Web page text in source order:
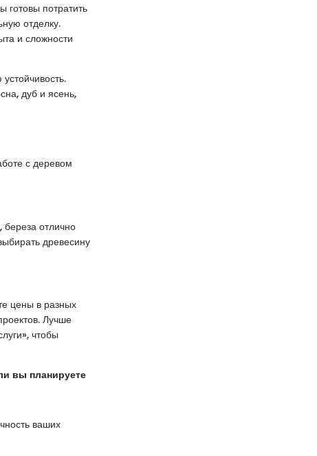
готовы потратить
отделку.
и сложности
дуб и ясень,
с деревом
отлично
древесину
цены в разных
Лучше
чтобы
вы планируете
ваших